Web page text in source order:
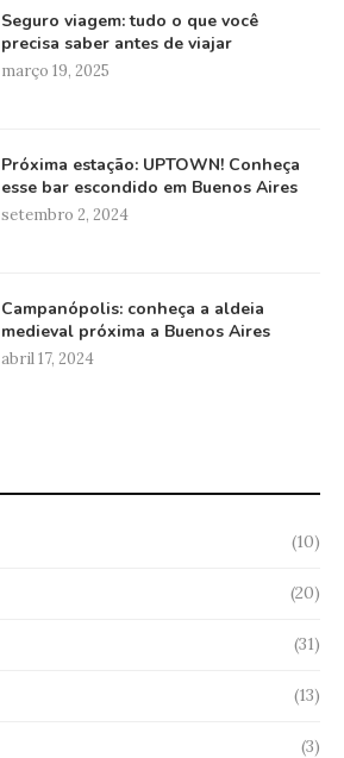
Seguro viagem: tudo o que você
precisa saber antes de viajar
março 19, 2025
Próxima estação: UPTOWN! Conheça
esse bar escondido em Buenos Aires
setembro 2, 2024
Campanópolis: conheça a aldeia
medieval próxima a Buenos Aires
abril 17, 2024
(10)
(20)
(31)
(13)
(3)